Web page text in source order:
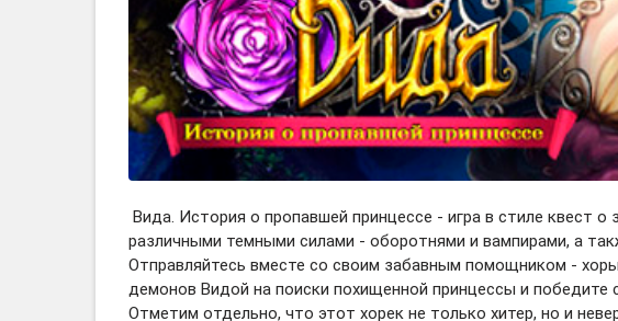
Вида. История о пропавшей принцессе - игра в стиле квест
различными темными силами - оборотнями и вампирами, а
Отправляйтесь вместе со своим забавным помощником -
демонов Видой на поиски похищенной принцессы и победите
Отметим отдельно, что этот хорек не только хитер, но и